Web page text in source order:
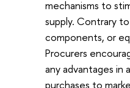
mechanisms to
supply. Contrary
components, or
Procurers
any advantages
purchases to